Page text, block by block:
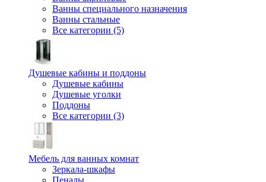
Ванны специального назначения
Ванны стальные
Все категории (5)
Душевые кабины и поддоны
Душевые кабины
Душевые уголки
Поддоны
Все категории (3)
Мебель для ванных комнат
Зеркала-шкафы
Пеналы